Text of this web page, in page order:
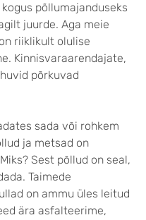
põllumajanduseks
juurde. Aga meie
riiklikult olulise
Kinnisvaraarendajate,
põrkuvad
sada või rohkem
ja metsad on
Sest põllud on seal,
Taimede
on ammu üles leitud
ära asfalteerime,